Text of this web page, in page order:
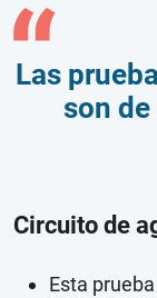
Las
son
Circuito de
Esta